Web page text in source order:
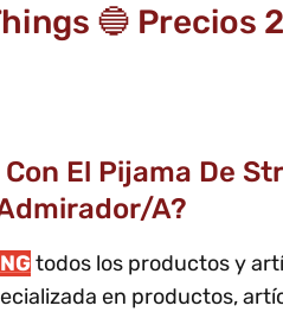
🔵 Precios
El Pijama De
a?
todos los productos y
en productos,